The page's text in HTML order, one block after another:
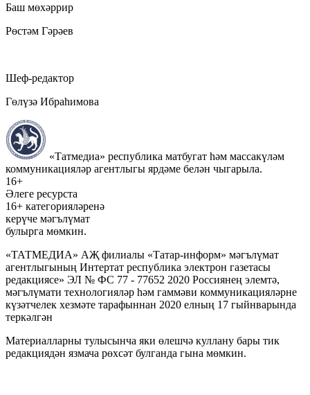
Баш мөхәррир
Рөстәм Гәрәев
Шеф-редактор
Гөлүзә Ибраһимова
«Татмедиа» республика матбугат һәм массакүләм
коммуникацияләр агентлыгы ярдәме белән чыгарыла.
16+
Әлеге ресурста
16+ категорияләренә
керүче мәгълүмат
булырга мөмкин.
«ТАТМЕДИА» АҖ филиалы «Татар-информ» мәгълүмат
агентлыгының Интертат республика электрон газетасы
редакциясе» ЭЛ № ФС 77 - 77652 2020 Россиянең элемтә,
мәгълүмати технологияләр һәм гаммәви коммуникацияләрне
күзәтчелек хезмәте тарафыннан 2020 елның 17 гыйнварында
теркәлгән
Материалларны тулысынча яки өлешчә куллану бары тик
редакциядән язмача рөхсәт булганда гына мөмкин.